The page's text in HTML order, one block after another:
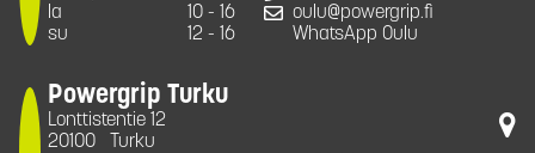
la
10 - 16
su
12 - 16
oulu@powergrip.fi
WhatsApp Oulu
Powergrip Turku
Lonttistentie 12
20100
Turku